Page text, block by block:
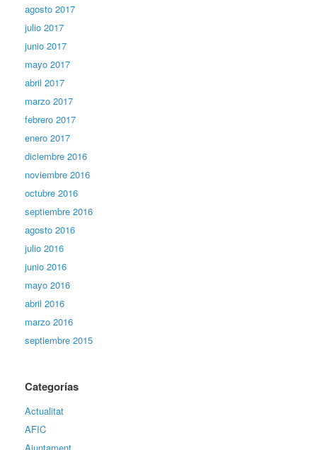
agosto 2017
julio 2017
junio 2017
mayo 2017
abril 2017
marzo 2017
febrero 2017
enero 2017
diciembre 2016
noviembre 2016
octubre 2016
septiembre 2016
agosto 2016
julio 2016
junio 2016
mayo 2016
abril 2016
marzo 2016
septiembre 2015
Categorías
Actualitat
AFIC